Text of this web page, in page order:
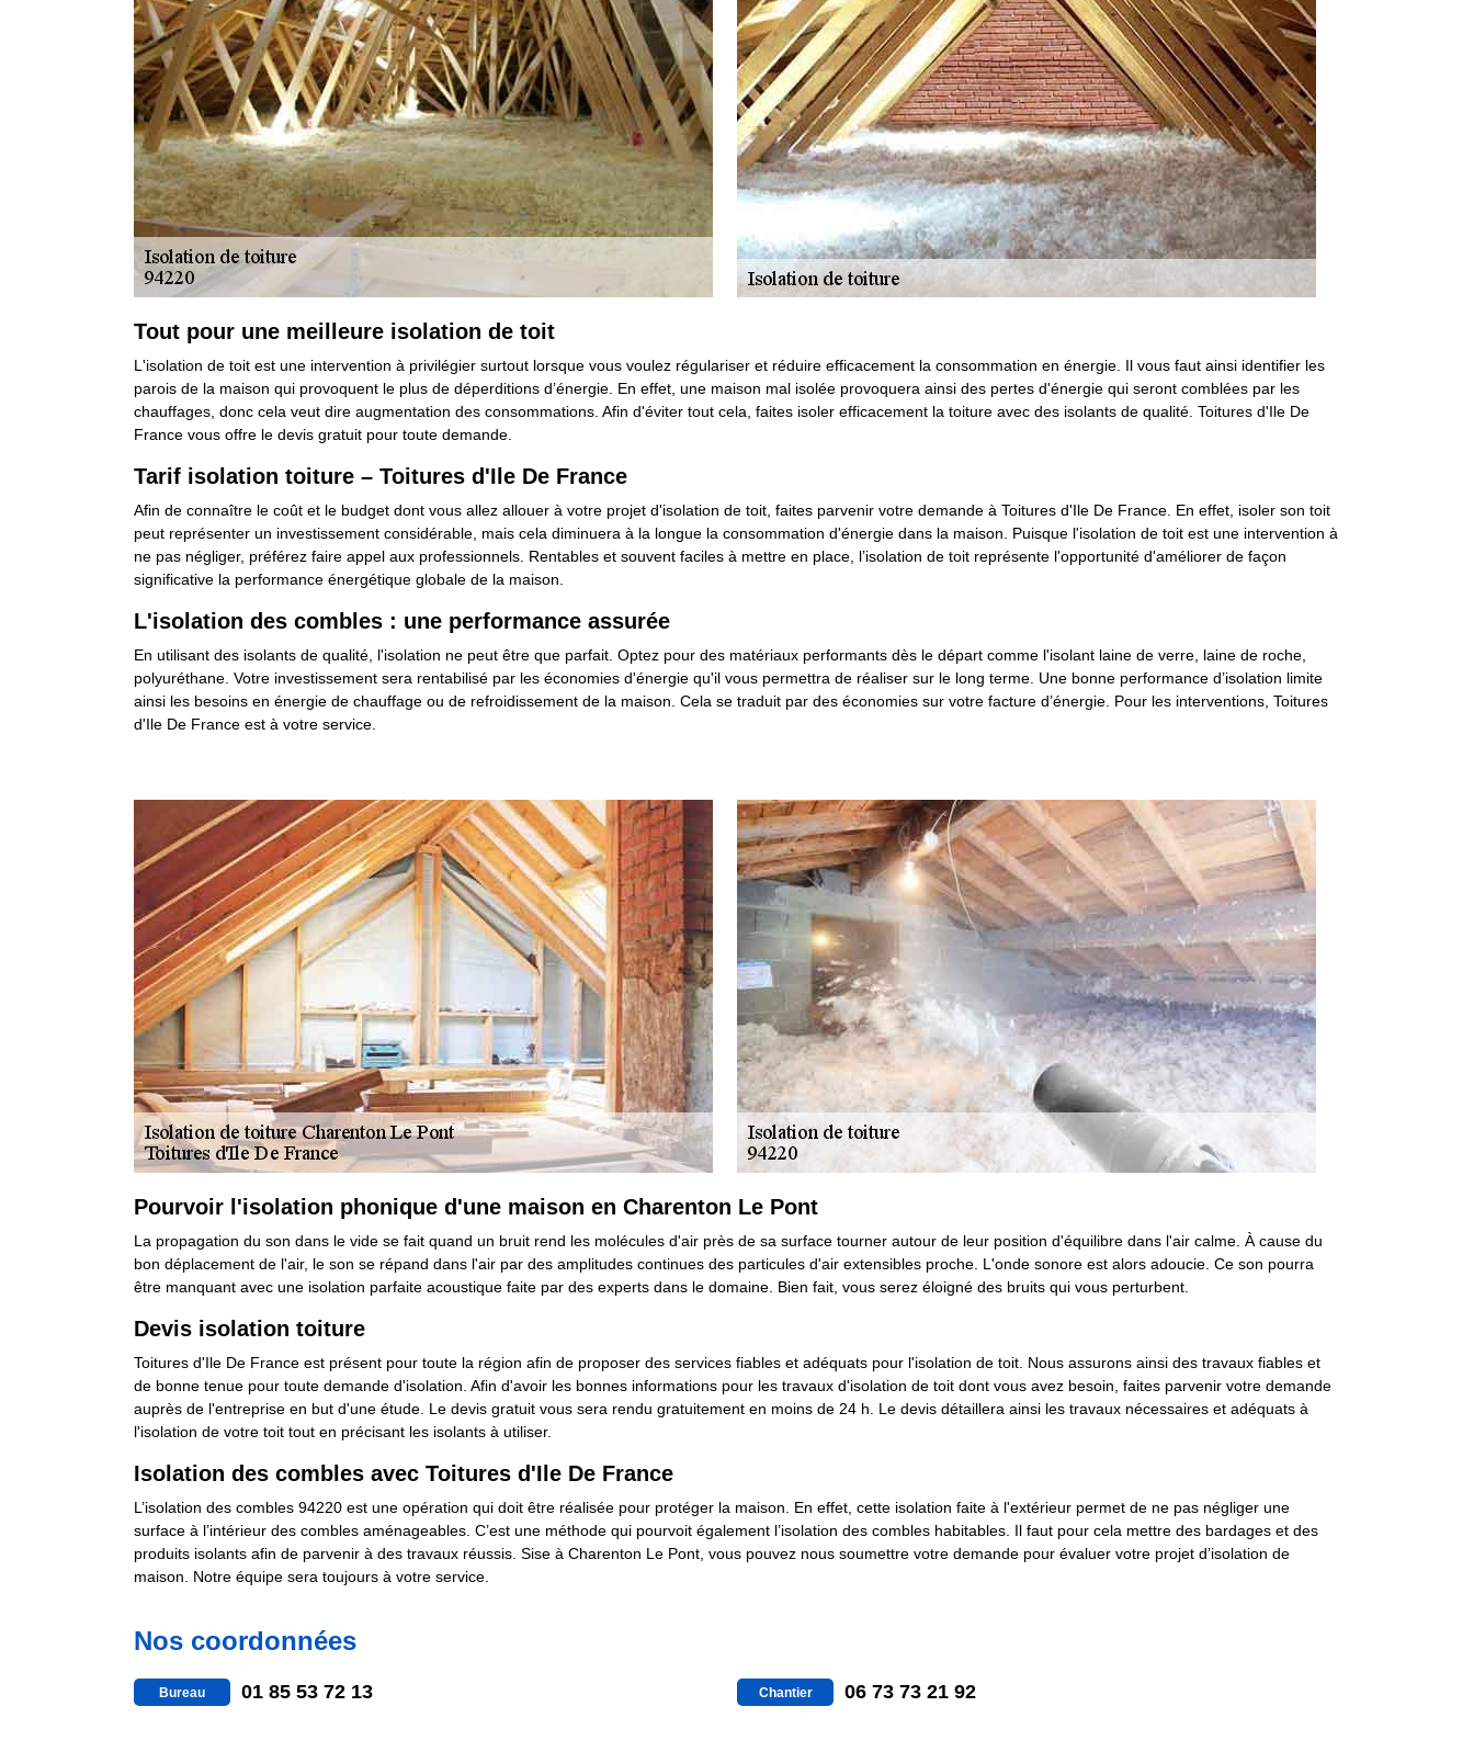
Tout pour une meilleure isolation de toit
L'isolation de toit est une intervention à privilégier surtout lorsque vous voulez régulariser et réduire efficacement la consommation en énergie. Il vous faut ainsi identifier les
parois de la maison qui provoquent le plus de déperditions d’énergie. En effet, une maison mal isolée provoquera ainsi des pertes d'énergie qui seront comblées par les
chauffages, donc cela veut dire augmentation des consommations. Afin d'éviter tout cela, faites isoler efficacement la toiture avec des isolants de qualité. Toitures d'Ile De
France vous offre le devis gratuit pour toute demande.
Tarif isolation toiture – Toitures d'Ile De France
Afin de connaître le coût et le budget dont vous allez allouer à votre projet d'isolation de toit, faites parvenir votre demande à Toitures d'Ile De France. En effet, isoler son toit
peut représenter un investissement considérable, mais cela diminuera à la longue la consommation d'énergie dans la maison. Puisque l'isolation de toit est une intervention à
ne pas négliger, préférez faire appel aux professionnels. Rentables et souvent faciles à mettre en place, l’isolation de toit représente l'opportunité d'améliorer de façon
significative la performance énergétique globale de la maison.
L'isolation des combles : une performance assurée
En utilisant des isolants de qualité, l'isolation ne peut être que parfait. Optez pour des matériaux performants dès le départ comme l'isolant laine de verre, laine de roche,
polyuréthane. Votre investissement sera rentabilisé par les économies d'énergie qu'il vous permettra de réaliser sur le long terme. Une bonne performance d’isolation limite
ainsi les besoins en énergie de chauffage ou de refroidissement de la maison. Cela se traduit par des économies sur votre facture d’énergie. Pour les interventions, Toitures
d'Ile De France est à votre service.
Pourvoir l'isolation phonique d'une maison en Charenton Le Pont
La propagation du son dans le vide se fait quand un bruit rend les molécules d'air près de sa surface tourner autour de leur position d'équilibre dans l'air calme. À cause du
bon déplacement de l'air, le son se répand dans l'air par des amplitudes continues des particules d'air extensibles proche. L'onde sonore est alors adoucie. Ce son pourra
être manquant avec une isolation parfaite acoustique faite par des experts dans le domaine. Bien fait, vous serez éloigné des bruits qui vous perturbent.
Devis isolation toiture
Toitures d'Ile De France est présent pour toute la région afin de proposer des services fiables et adéquats pour l'isolation de toit. Nous assurons ainsi des travaux fiables et
de bonne tenue pour toute demande d'isolation. Afin d'avoir les bonnes informations pour les travaux d'isolation de toit dont vous avez besoin, faites parvenir votre demande
auprès de l'entreprise en but d'une étude. Le devis gratuit vous sera rendu gratuitement en moins de 24 h. Le devis détaillera ainsi les travaux nécessaires et adéquats à
l'isolation de votre toit tout en précisant les isolants à utiliser.
Isolation des combles avec Toitures d'Ile De France
L’isolation des combles 94220 est une opération qui doit être réalisée pour protéger la maison. En effet, cette isolation faite à l'extérieur permet de ne pas négliger une
surface à l’intérieur des combles aménageables. C’est une méthode qui pourvoit également l’isolation des combles habitables. Il faut pour cela mettre des bardages et des
produits isolants afin de parvenir à des travaux réussis. Sise à Charenton Le Pont, vous pouvez nous soumettre votre demande pour évaluer votre projet d’isolation de
maison. Notre équipe sera toujours à votre service.
Nos coordonnées
Bureau 01 85 53 72 13 Chantier 06 73 73 21 92